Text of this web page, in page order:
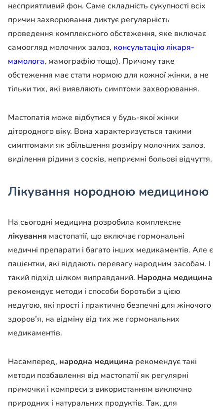
несприятливий фон. Саме складність сукупності всіх
причин захворювання диктує регулярність
проведення комплексного обстеження, яке включає
самоогляд молочних залоз, консультацію лікаря-
мамолога, мамографію тощо). Причому таке
обстеження має стати нормою для кожної жінки, а не
тільки тих, які виявляють симптоми захворювання.
Мастопатія може відбутися у будь-якої жінки
дітородного віку. Вона характеризується такими
симптомами як збільшення розміру молочних залоз,
виділення рідини з сосків, неприємні больові відчуття.
Лікування нородною медициною
На сьогодні медицина розробила комплексне
лікування мастопатії, що включає гормональні
медичні препарати і багато інших медикаментів. Але є
пацієнтки, які віддають перевагу народним засобам. І
такий підхід цілком виправданий. Народна медицина
рекомендує методи і способи боротьби з цією
недугою, які прості і практично безпечні для жіночого
здоров’я, на відміну від тих же гормональних
медикаментів.
Насамперед, народна медицина рекомендує такі
методи позбавлення від мастопатії як регулярні
примочки і компреси з використанням виключно
природних і натуральних продуктів. Так, для